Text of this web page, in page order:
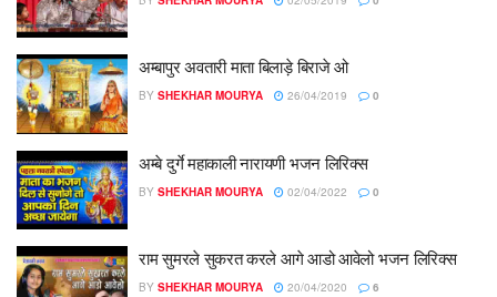
अम्बापुर अवतारी माता बिलाड़े बिराजे ओ
BY SHEKHAR MOURYA 26/04/2019 0
अम्बे दुर्गे महाकाली नारायणी भजन लिरिक्स
BY SHEKHAR MOURYA 02/04/2022 0
राम सुमरले सुकरत करले आगे आडो आवेलो भजन लिरिक्स
BY SHEKHAR MOURYA 20/04/2020 6